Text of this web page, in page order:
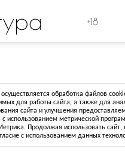
+18
осуществляется обработка файлов
для работы сайта, а также для
сайта и улучшения
с использованием метрической
Продолжая использовать сайт,
с использованием данных